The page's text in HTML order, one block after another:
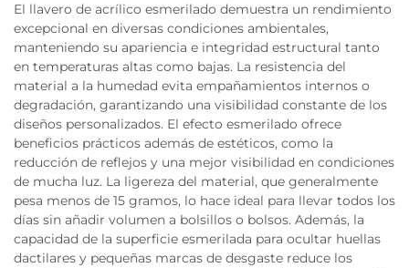
El llavero de acrílico esmerilado demuestra un rendimiento
excepcional en diversas condiciones ambientales,
manteniendo su apariencia e integridad estructural tanto
en temperaturas altas como bajas. La resistencia del
material a la humedad evita empañamientos internos o
degradación, garantizando una visibilidad constante de los
diseños personalizados. El efecto esmerilado ofrece
beneficios prácticos además de estéticos, como la
reducción de reflejos y una mejor visibilidad en condiciones
de mucha luz. La ligereza del material, que generalmente
pesa menos de 15 gramos, lo hace ideal para llevar todos los
días sin añadir volumen a bolsillos o bolsos. Además, la
capacidad de la superficie esmerilada para ocultar huellas
dactilares y pequeñas marcas de desgaste reduce los